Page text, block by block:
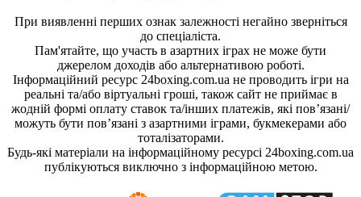
При виявленні перших ознак залежності негайно зверніться
до спеціаліста.
Пам'ятайте, що участь в азартних іграх не може бути
джерелом доходів або альтернативою роботі.
Інформаційний ресурс 24boxing.com.ua не проводить ігри на
реальні та/або віртуальні гроші, також сайт не приймає в
жодній формі оплату ставок та/інших платежів, які пов’язані/
можуть бути пов’язані з азартними іграми, букмекерами або
тоталізаторами.
Будь-які матеріали на інформаційному ресурсі 24boxing.com.ua
публікуються виключно з інформаційною метою.